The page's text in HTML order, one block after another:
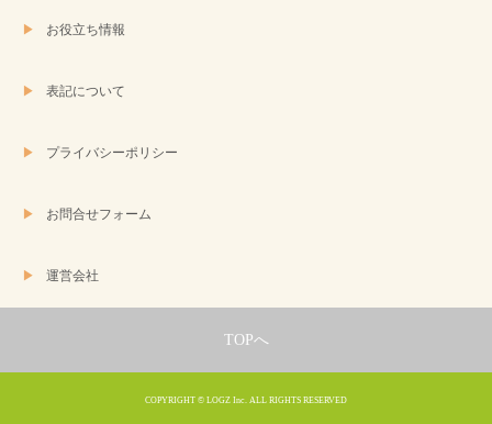
お役立ち情報
表記について
プライバシーポリシー
お問合せフォーム
運営会社
TOPへ
COPYRIGHT © LOGZ Inc. ALL RIGHTS RESERVED